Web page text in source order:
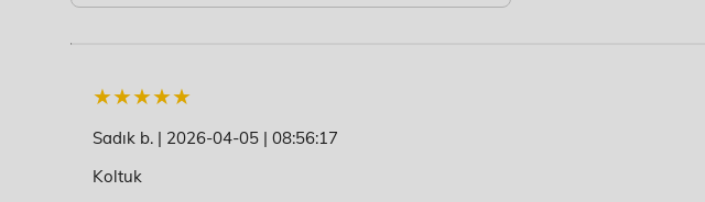
Sadık b. | 2026-04-05 | 08:56:17
Koltuk